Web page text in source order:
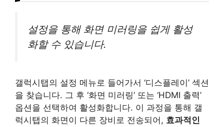
설정을 통해 화면 미러링을 쉽게 활성
화할 수 있습니다.
갤럭시탭의 설정 메뉴로 들어가서 ‘디스플레이’ 섹션
을 찾습니다. 그 후 ‘화면 미러링’ 또는 ‘HDMI 출력’
옵션을 선택하여 활성화합니다. 이 과정을 통해 갤
럭시탭의 화면이 다른 장비로 전송되어, 효과적인